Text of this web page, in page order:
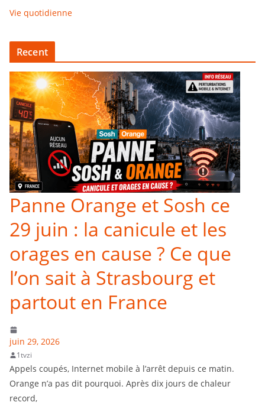
Vie quotidienne
Recent
Panne Orange et Sosh ce
29 juin : la canicule et les
orages en cause ? Ce que
l’on sait à Strasbourg et
partout en France
juin 29, 2026
1tvzi
Appels coupés, Internet mobile à l’arrêt depuis ce matin.
Orange n’a pas dit pourquoi. Après dix jours de chaleur
record,